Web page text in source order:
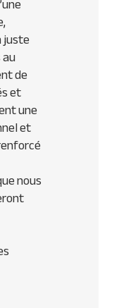
de
et
une
et
nous